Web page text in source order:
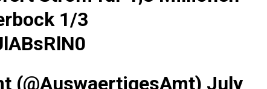
1/3
(@AuswaertigesAmt) July